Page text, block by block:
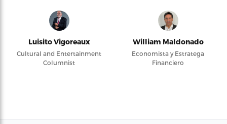
Luisito Vigoreaux
Cultural and Entertainment
Columnist
William Maldonado
Economista y Estratega
Financiero